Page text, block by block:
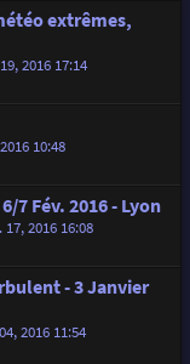
extrêmes,
2016 17:14
10:48
7 Fév. 2016 - Lyon
2016 16:08
- 3 Janvier
2016 11:54